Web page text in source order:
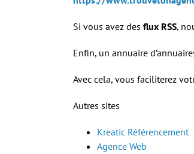
Si vous avez des flux RSS,
Enfin, un annuaire
Avec cela, vous faciliterez
Autres sites
Kreatic Référencement
Agence Web